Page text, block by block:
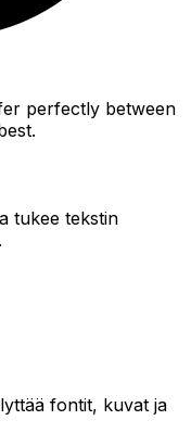
perfectly between
tukee tekstin
fontit, kuvat ja